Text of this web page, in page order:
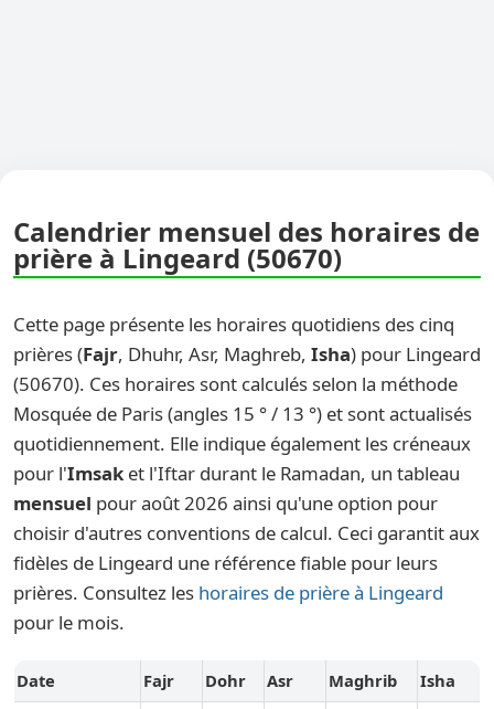
Calendrier mensuel des horaires de
prière à Lingeard (50670)
Cette page présente les horaires quotidiens des cinq
prières (Fajr, Dhuhr, Asr, Maghreb, Isha) pour Lingeard
(50670). Ces horaires sont calculés selon la méthode
Mosquée de Paris (angles 15 ° / 13 °) et sont actualisés
quotidiennement. Elle indique également les créneaux
pour l'Imsak et l'Iftar durant le Ramadan, un tableau
mensuel pour août 2026 ainsi qu'une option pour
choisir d'autres conventions de calcul. Ceci garantit aux
fidèles de Lingeard une référence fiable pour leurs
prières. Consultez les horaires de prière à Lingeard
pour le mois.
Date Fajr Dohr Asr Maghrib
Isha